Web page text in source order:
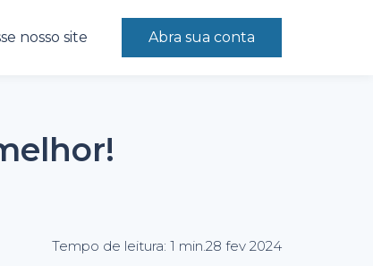
nosso site Abra sua conta
Tempo de leitura: 1 min.28 fev 2024